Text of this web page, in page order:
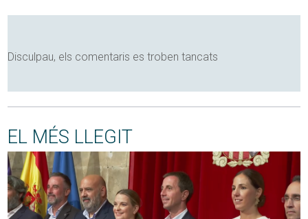
Disculpau, els comentaris es troben tancats
EL MÉS LLEGIT